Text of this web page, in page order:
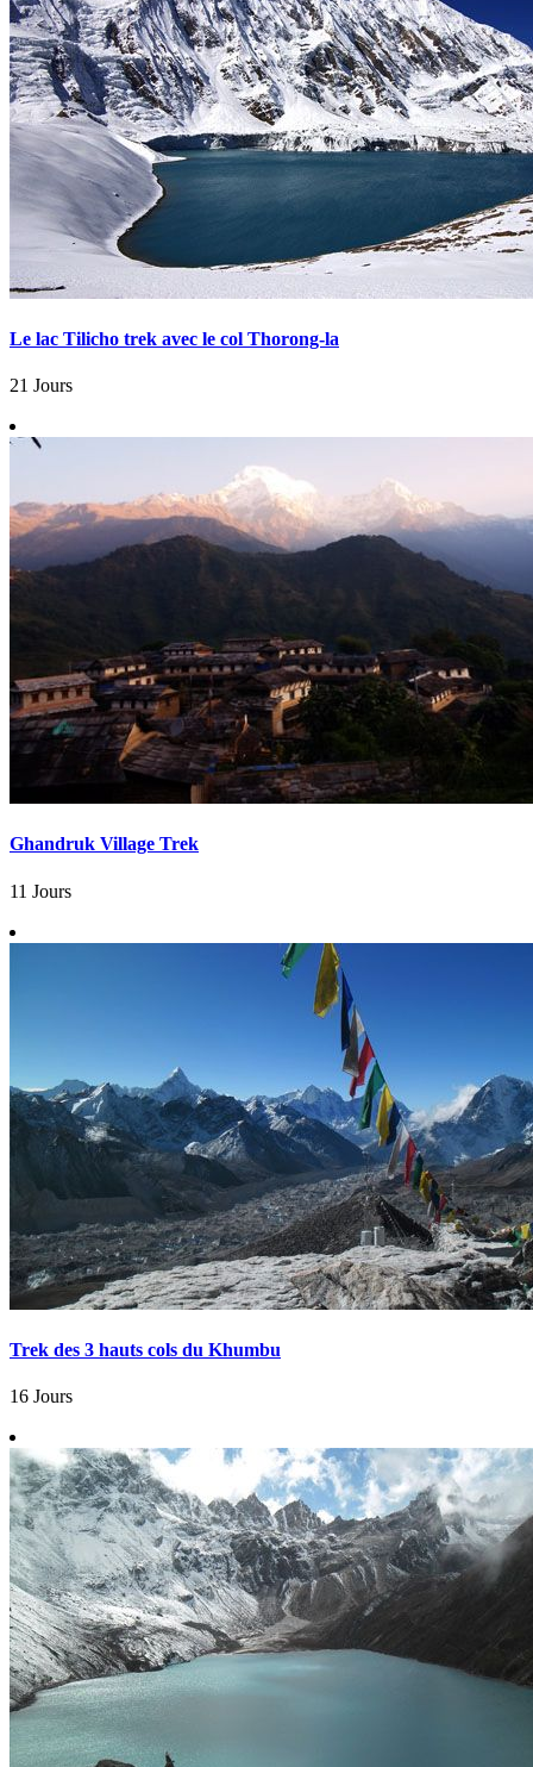
Le lac Tilicho trek avec le col Thorong-la
21 Jours
Ghandruk Village Trek
11 Jours
Trek des 3 hauts cols du Khumbu
16 Jours